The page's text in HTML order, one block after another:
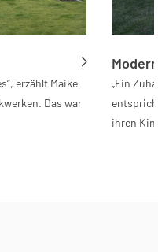
erzählt Maike
Das war
„Ein
ihren